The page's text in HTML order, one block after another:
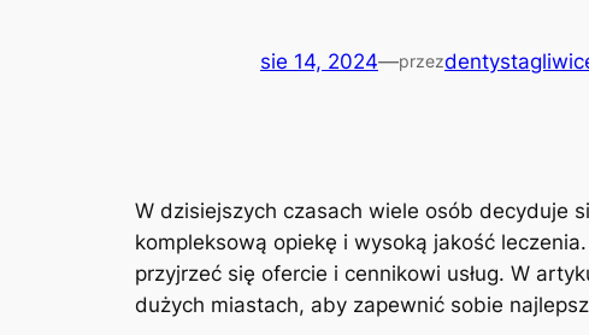
sie 14, 2024—przez
W ⁤dzisiejszych czasach wiele osób decyduje
kompleksową opiekę i wysoką jakość
przyjrzeć ‌się ofercie i cennikowi usług. W
dużych miastach, ‍aby zapewnić ⁢sobie